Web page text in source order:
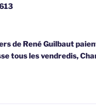
de René Guilbaut
tous les vendredis,